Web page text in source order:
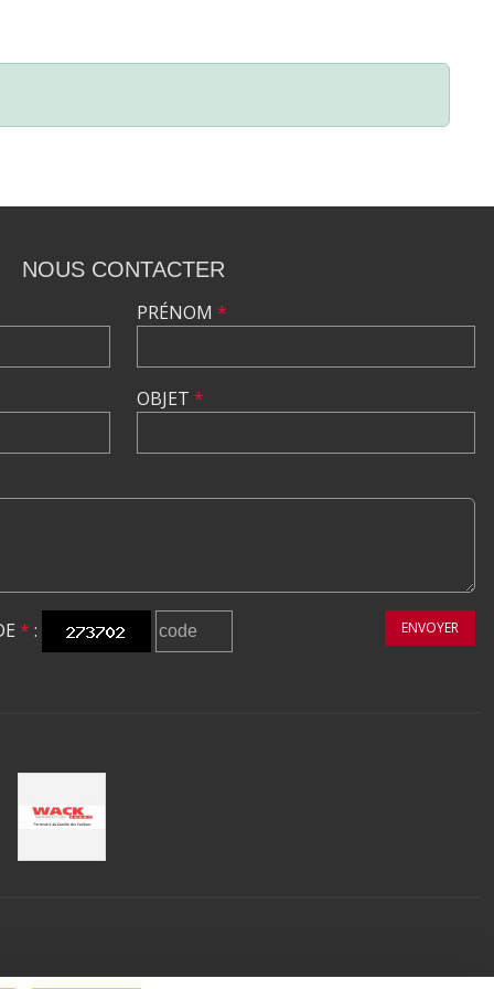
NOUS CONTACTER
PRÉNOM *
OBJET *
* : ENVOYER